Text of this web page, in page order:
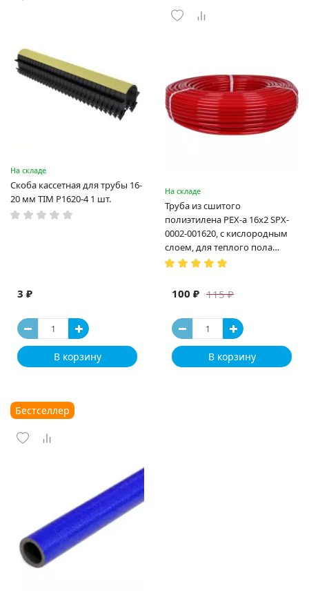
На складе
Скоба кассетная для трубы 16-
20 мм TIM P1620-4 1 шт.
3 ₽
В корзину
На складе
Труба из сшитого
полиэтилена PEX-a 16х2 SPX-
0002-001620, с кислородным
слоем, для теплого пола
(Испания)
115 ₽
100 ₽
В корзину
Бестселлер